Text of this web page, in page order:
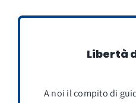
Libertà
A noi il compito di